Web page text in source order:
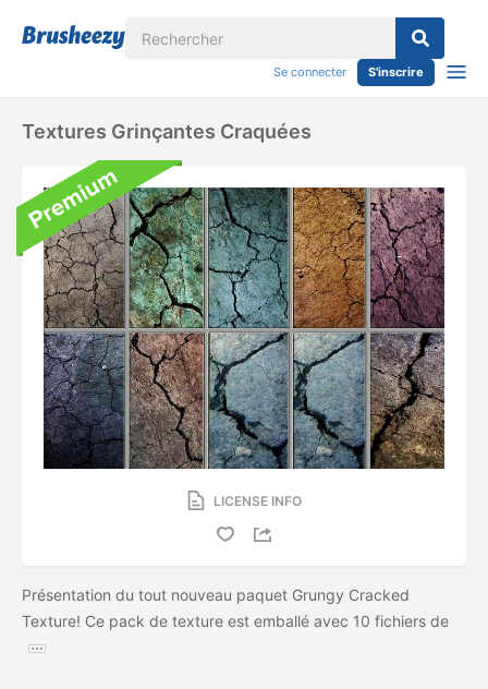
Se connecter S'inscrire
Textures Grinçantes Craquées
LICENSE INFO
Présentation du tout nouveau paquet Grungy Cracked
Texture! Ce pack de texture est emballé avec 10 fichiers de